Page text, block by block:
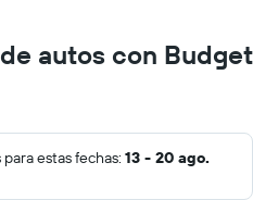
autos con Budget
estas fechas: 13 - 20 ago.